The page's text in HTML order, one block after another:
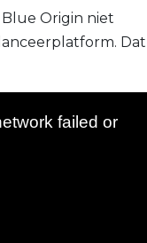
Origin niet
Dat